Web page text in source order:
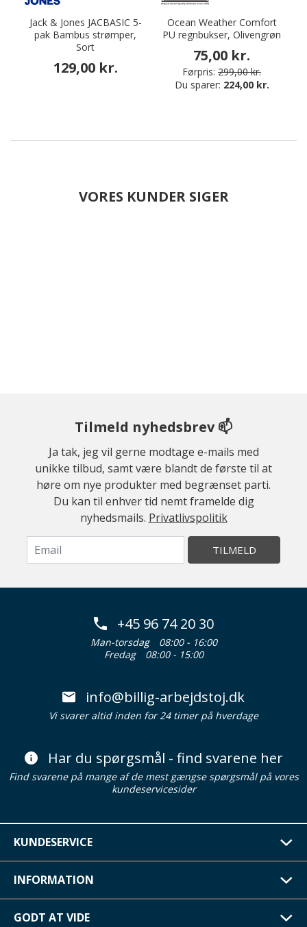
Jack & Jones JACBASIC 5-
pak Bambus strømper,
Sort
129,00 kr.
Ocean Weather Comfort
PU regnbukser, Olivengrøn
75,00 kr.
Førpris: 299,00 kr.
Du sparer: 224,00 kr.
VORES KUNDER SIGER
Tilmeld nyhedsbrev 📫
Ja tak, jeg vil gerne modtage e-mails med
unikke tilbud, samt være blandt de første til at
høre om nye produkter med begrænset parti.
Du kan til enhver tid nemt framelde dig
nyhedsmails. Privatlivspolitik
TILMELD
+45 96 74 20 30
Man-torsdag
08:00 - 16:00
Fredag
08:00 - 15:00
info@billig-arbejdstoj.dk
Vi svarer altid inden for 24 timer på hverdage
Har du spørgsmål - find svarene her
Find svarene på mange af de mest gængse spørgsmål på vores
kundeservicesider
KUNDESERVICE
INFORMATION
GODT AT VIDE